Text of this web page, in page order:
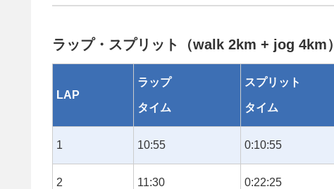
ラップ・スプリット（walk 2km + jog 4km）
LAP
ラップ
タイム
スプリット
タイム
1 10:55 0:10:55
2 11:30 0:22:25